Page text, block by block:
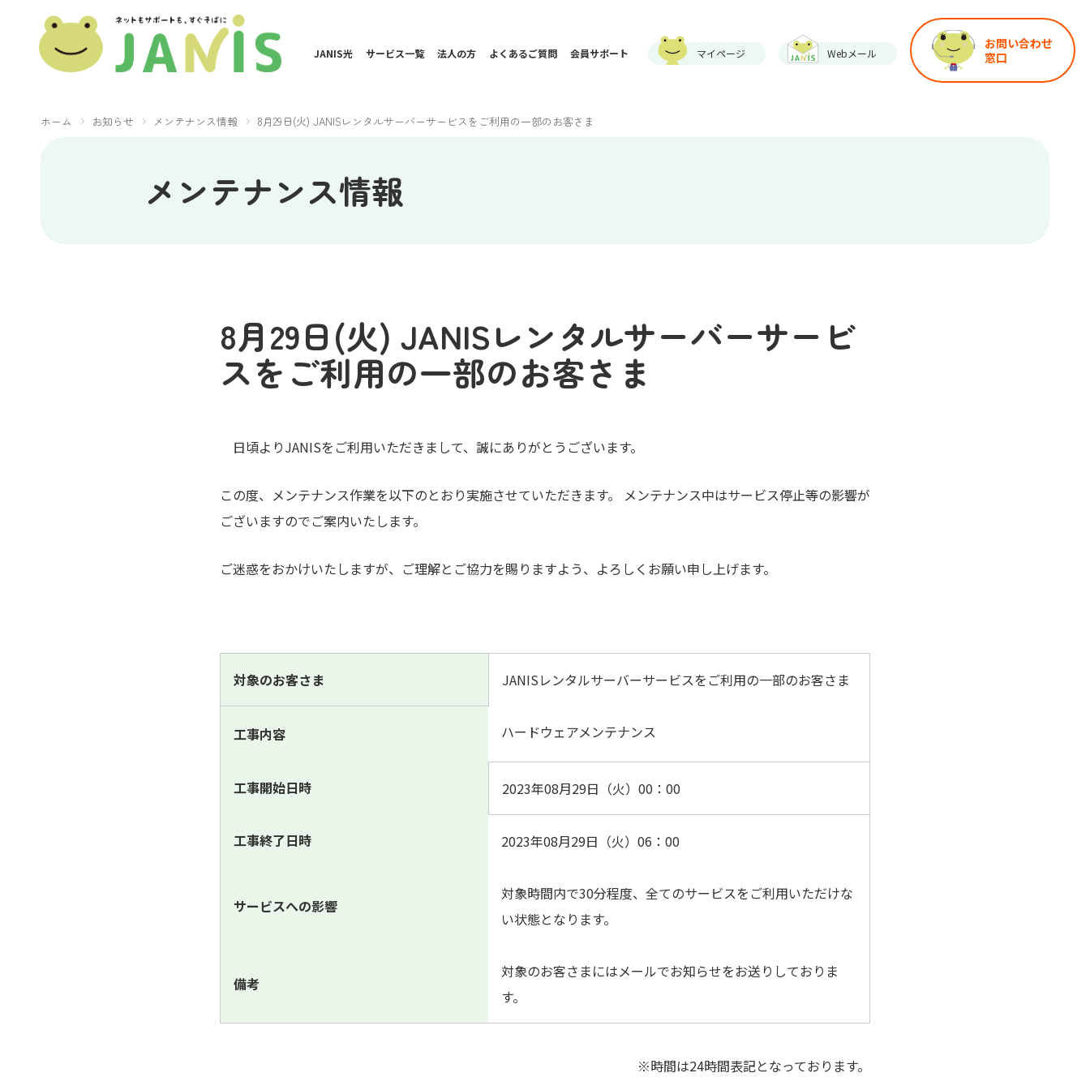
JANIS光 サービス一覧 法人の方 よくあるご質問 会員サポート マイページ Webメール
お問い合わせ
窓口
ホーム お知らせ メンテナンス情報 8月29日(火) JANISレンタルサーバーサービスをご利用の一部のお客さま
メンテナンス情報
8月29日(火) JANISレンタルサーバーサービ
スをご利用の一部のお客さま
日頃よりJANISをご利用いただきまして、誠にありがとうございます。
この度、メンテナンス作業を以下のとおり実施させていただきます。 メンテナンス中はサービス停止等の影響が
ございますのでご案内いたします。
ご迷惑をおかけいたしますが、ご理解とご協力を賜りますよう、よろしくお願い申し上げます。
対象のお客さま JANISレンタルサーバーサービスをご利用の一部のお客さま
工事内容 ハードウェアメンテナンス
工事開始日時 2023年08月29日（火）00：00
工事終了日時 2023年08月29日（火）06：00
サービスへの影響
対象時間内で30分程度、全てのサービスをご利用いただけな
い状態となります。
備考
対象のお客さまにはメールでお知らせをお送りしておりま
す。
※時間は24時間表記となっております。